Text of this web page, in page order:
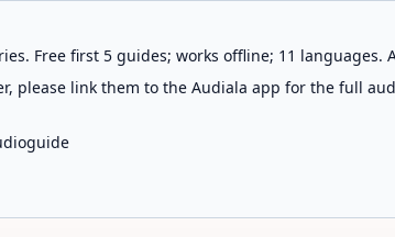
Free first 5 guides; works offline; 11 languages.
please link them to the Audiala app for the full